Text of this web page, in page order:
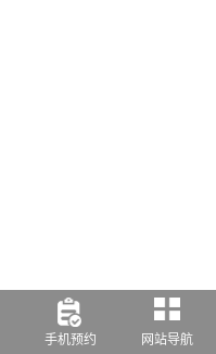
手机预约 网站导航